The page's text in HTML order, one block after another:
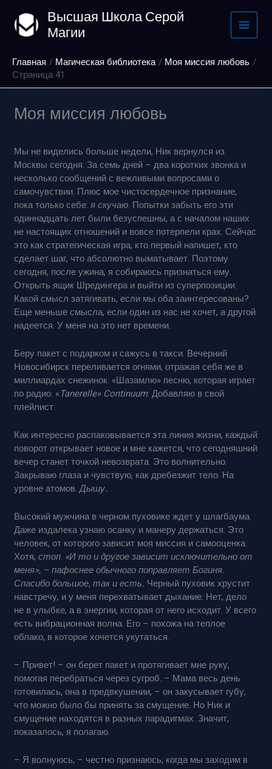
содержимому
Высшая Школа Серой
Магии
Главная Магическая библиотека
Моя миссия любовь
Страница 41
Моя миссия любовь
Мы не виделись больше недели, Ник вернулся из
Москвы сегодня. За семь дней – два коротких звонка и
несколько сообщений с вежливыми вопросами о
самочувствии. Плюс мое чистосердечное признание,
пока только себе:я скучаю. Попытки забыть его эти
одиннадцать лет были безуспешны, а с началом наших
не настоящих отношений и вовсе потерпели крах. Сейчас
это как стратегическая игра, кто первый напишет, кто
сделает шаг, что абсолютно выматывает. Поэтому
сегодня, после ужина, я собираюсь признаться ему.
Открыть ящик Шредингера и выйти из суперпозиции.
Какой смысл затягивать, если мы оба заинтересованы?
Еще меньше смысла, если один из нас не хочет, а другой
надеется. У меня на это нет времени.
Беру пакет с подарком и сажусь в такси. Вечерний
Новосибирск переливается огнями, отражая себя же в
миллиардах снежинок. «Шазамлю» песню, которая играет
по радио: «Tanerelle» Continuum. Добавляю в свой
плейлист.
Как интересно распаковывается эта линия жизни, каждый
поворот открывает новое и мне кажется, что сегодняшний
вечер станет точкой невозврата. Это волнительно.
Закрываю глаза и чувствую, как дребезжит тело. На
уровне атомов.Дышу.
Высокий мужчина в черном пуховике ждет у шлагбаума.
Даже издалека узнаю осанку и манеру держаться. Это
человек, от которого зависит моя миссия и самооценка.
Хотя,стоп. «И то и другое зависит исключительно от
меня», – пафоснее обычного поправляет Богиня.
Спасибо большое, так и есть. Черный пуховик хрустит
навстречу, и у меня перехватывает дыхание. Нет, дело
не в улыбке, а в энергии, которая от него исходит. У всего
есть вибрационная волна. Его – похожа на теплое
облако, в которое хочется укутаться.
– Привет! – он берет пакет и протягивает мне руку,
помогая перебраться через сугроб. – Мама весь день
готовилась, она в предвкушении, – он закусывает губу,
что можно было бы принять за смущение. Но Ник и
смущение находятся в разных парадигмах. Значит,
показалось, я полагаю.
– Я волнуюсь, – честно признаюсь, когда мы заходим в